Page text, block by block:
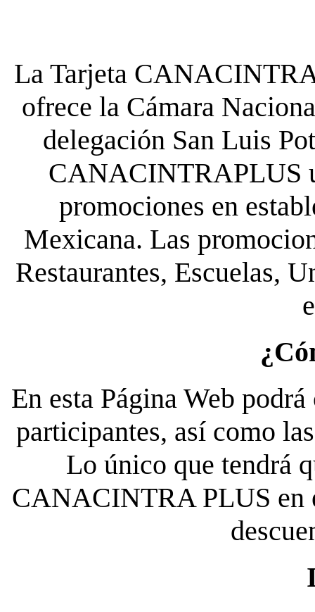
La Tarjeta
ofrece la Cámara
delegación San Luis
CANACINTRAPLUS
promociones en
Mexicana. Las
Restaurantes, Escuelas,
En esta Página Web
participantes, así como
Lo único que tendrá
CANACINTRA PLUS en